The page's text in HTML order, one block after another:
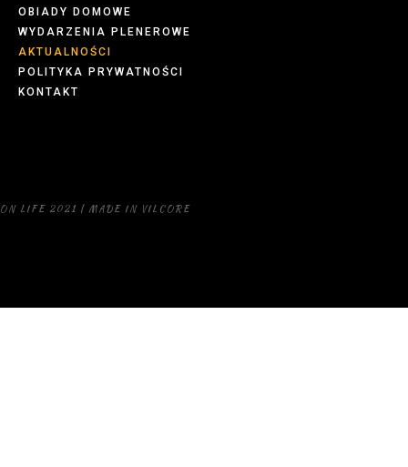
OBIADY DOMOWE
WYDARZENIA PLENEROWE
AKTUALNOŚCI
POLITYKA PRYWATNOŚCI
KONTAKT
ON LIFE 2021 | MADE IN VILCORE